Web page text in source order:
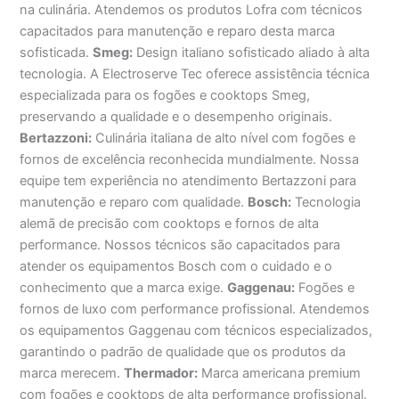
na culinária. Atendemos os produtos Lofra com técnicos
capacitados para manutenção e reparo desta marca
sofisticada.Smeg: Design italiano sofisticado aliado à alta
tecnologia. A Electroserve Tec oferece assistência técnica
especializada para os fogões e cooktops Smeg,
preservando a qualidade e o desempenho originais.
Bertazzoni: Culinária italiana de alto nível com fogões e
fornos de excelência reconhecida mundialmente. Nossa
equipe tem experiência no atendimento Bertazzoni para
manutenção e reparo com qualidade. Bosch: Tecnologia
alemã de precisão com cooktops e fornos de alta
performance. Nossos técnicos são capacitados para
atender os equipamentos Bosch com o cuidado e o
conhecimento que a marca exige.Gaggenau: Fogões e
fornos de luxo com performance profissional. Atendemos
os equipamentos Gaggenau com técnicos especializados,
garantindo o padrão de qualidade que os produtos da
marca merecem.Thermador: Marca americana premium
com fogões e cooktops de alta performance profissional.